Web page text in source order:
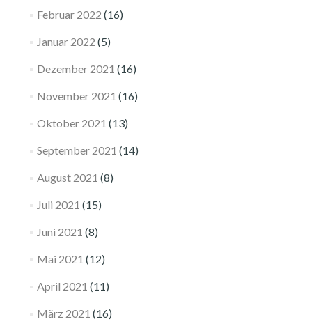
Februar 2022 (16)
Januar 2022 (5)
Dezember 2021 (16)
November 2021 (16)
Oktober 2021 (13)
September 2021 (14)
August 2021 (8)
Juli 2021 (15)
Juni 2021 (8)
Mai 2021 (12)
April 2021 (11)
März 2021 (16)